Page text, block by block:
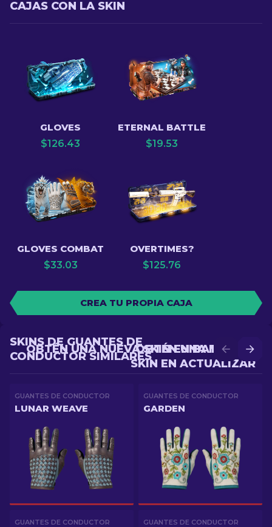
CAJAS CON LA SKIN
GLOVES
$126.43
ETERNAL BATTLE
$19.53
GLOVES COMBAT
$33.03
OVERTIMES?
$125.76
CREA TU PROPIA CAJA
OBTÉN UNA MEJOR
SKIN EN ACTUALIZAR
OBTÉN UNA NUEVA SKIN EN BATALLA
SKINS DE GUANTES DE
CONDUCTOR SIMILARES
GUANTES DE CONDUCTOR
LUNAR WEAVE
GUANTES DE CONDUCTOR
GARDEN
GUANTES DE CONDUCTOR GUANTES DE CONDUCTOR